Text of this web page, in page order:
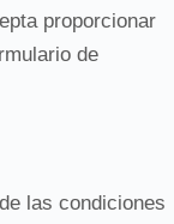
proporcionar
de
las condiciones